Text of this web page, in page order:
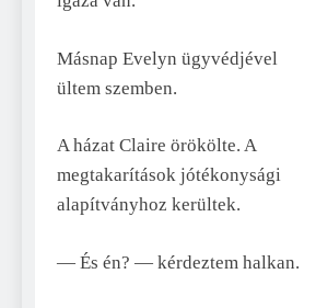
Másnap Evelyn ügyvédjével
ültem szemben.
A házat Claire örökölte. A
megtakarítások jótékonysági
alapítványhoz kerültek.
— És én? — kérdeztem halkan.